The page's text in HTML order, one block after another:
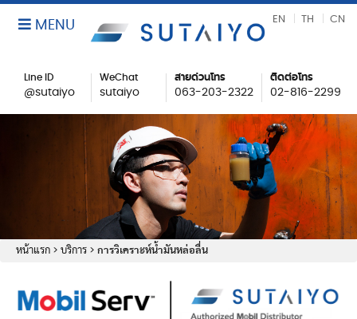
Line ID
@sutaiyo
WeChat
sutaiyo
สายด่วนโทร
063-203-2322
ติดต่อโทร
02-816-2299
MENU EN TH CN
หน้าแรก > บริการ > การวิเคราะห์น้ำมันหล่อลื่น